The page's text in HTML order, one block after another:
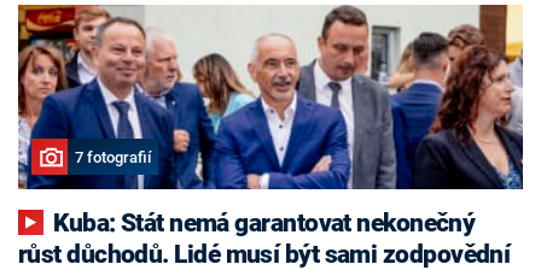
7 fotografií
růst důchodů. Lidé musí být sami zodpovědní